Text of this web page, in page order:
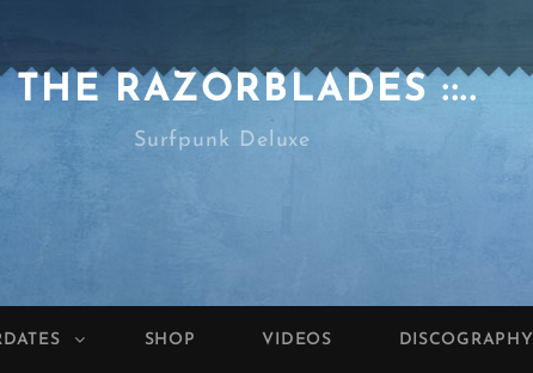
THE RAZORBLADES ::..
Surfpunk Deluxe
SHOP VIDEOS DISCOGRAPHY